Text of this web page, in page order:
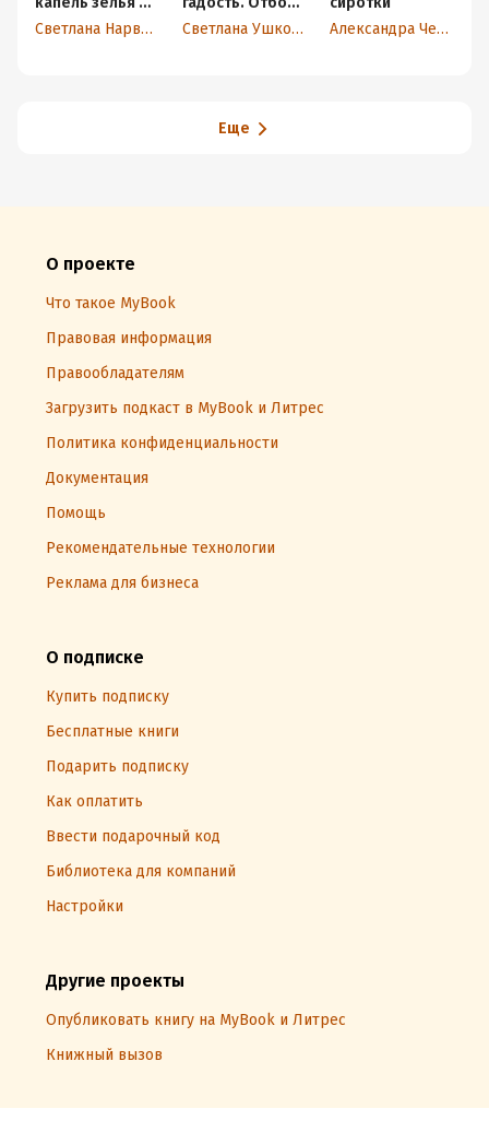
один
инквизитор
Светлана Нарватова
с начинкой
Светлана Ушкова
Александра Черчень
Еще
О проекте
Что такое MyBook
Правовая информация
Правообладателям
Загрузить подкаст в MyBook и Литрес
Политика конфиденциальности
Документация
Помощь
Рекомендательные технологии
Реклама для бизнеса
О подписке
Купить подписку
Бесплатные книги
Подарить подписку
Как оплатить
Ввести подарочный код
Библиотека для компаний
Настройки
Другие проекты
Опубликовать книгу на MyBook и Литрес
Книжный вызов